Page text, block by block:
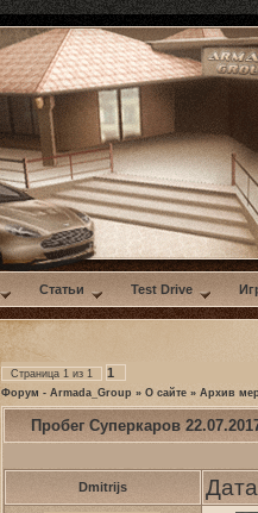
Статьи Test Drive
Страница 1 из 1 1
Форум - Armada_Group » О сайте » Архив
Пробег Суперкаров
Dmitrijs